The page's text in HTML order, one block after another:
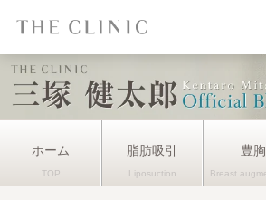
ホーム 脂肪吸引 豊胸